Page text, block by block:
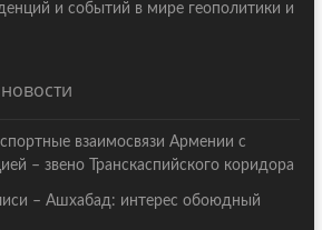
и событий в мире геополитики и
взаимосвязи Армении с
– звено Транскаспийского коридора
– Ашхабад: интерес обоюдный